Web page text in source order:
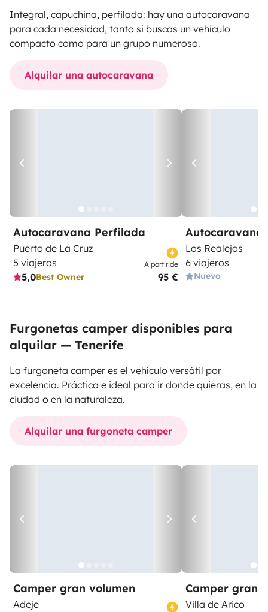
Integral, capuchina, perfilada: hay una autocaravana
para cada necesidad, tanto si buscas un vehículo
compacto como para un grupo numeroso.
Alquilar una autocaravana
Autocaravana Perfilada
Puerto de La Cruz
5 viajeros
5,0Best Owner
A partir de
95 €
Autocaravana
Los Realejos
6 viajeros
Nuevo
Furgonetas camper disponibles para
alquilar — Tenerife
La furgoneta camper es el vehículo versátil por
excelencia. Práctica e ideal para ir donde quieras, en la
ciudad o en la naturaleza.
Alquilar una furgoneta camper
Camper gran volumen
Adeje
Camper gran
Villa de Arico